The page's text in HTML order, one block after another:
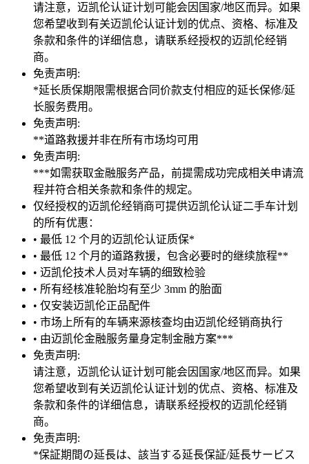
请注意，迈凯伦认证计划可能会因国家/地区而异。如果
您希望收到有关迈凯伦认证计划的优点、资格、标准及
条款和条件的详细信息，请联系经授权的迈凯伦经销
商。
免责声明:
*延长质保期限需根据合同价款支付相应的延长保修/延
长服务费用。
免责声明:
**道路救援并非在所有市场均可用
免责声明:
***如需获取金融服务产品，前提需成功完成相关申请流
程并符合相关条款和条件的规定。
仅经授权的迈凯伦经销商可提供迈凯伦认证二手车计划
的所有优惠：
• 最低 12 个月的迈凯伦认证质保*
• 最低 12 个月的道路救援，包含必要时的继续旅程**
• 迈凯伦技术人员对车辆的细致检验
• 所有经核准轮胎均有至少 3mm 的胎面
• 仅安装迈凯伦正品配件
• 市场上所有的车辆来源核查均由迈凯伦经销商执行
• 由迈凯伦金融服务量身定制金融方案***
免责声明:
请注意，迈凯伦认证计划可能会因国家/地区而异。如果
您希望收到有关迈凯伦认证计划的优点、资格、标准及
条款和条件的详细信息，请联系经授权的迈凯伦经销
商。
免责声明:
*保証期間の延長は、該当する延長保証/延長サービス